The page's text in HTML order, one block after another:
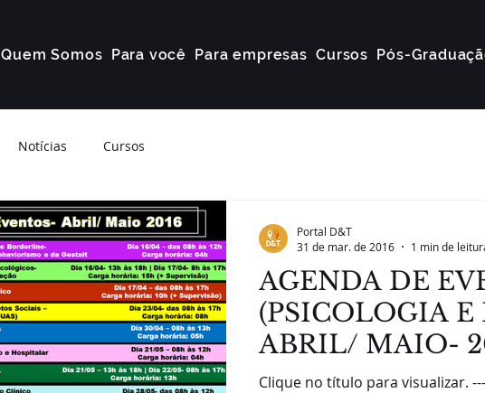
Quem Somos Para você Para empresas Cursos Pós-
Notícias Cursos
AGENDA DE
(PSICOLOGIA E
ABRIL/ MAIO-
Clique no título para visualizar. ------ -WORKSHOP:
Portal D&T
31 de mar. de 2016
1 min de